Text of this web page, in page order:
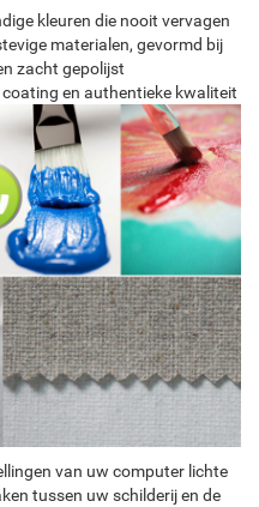
kleuren die nooit vervagen
materialen, gevormd bij
zacht gepolijst
en authentieke kwaliteit
van uw computer lichte
tussen uw schilderij en de